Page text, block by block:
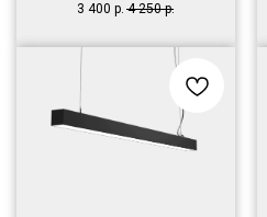
3 400 р. 4 250 р.